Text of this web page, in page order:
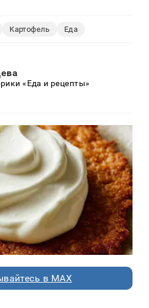
Картофель Еда
«Еда и рецепты»
в MAX